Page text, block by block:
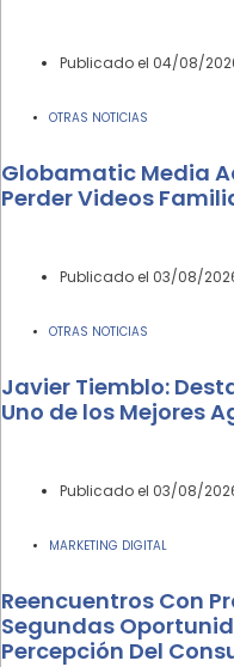
Publicado el 04/08/
OTRAS NOTICIAS
Globamatic Media
Perder Videos
Publicado el 03/08/
OTRAS NOTICIAS
Javier Tiemblo:
Uno de los Mejores
Publicado el 03/08/
MARKETING DIGITAL
Reencuentros Con
Segundas
Percepción Del